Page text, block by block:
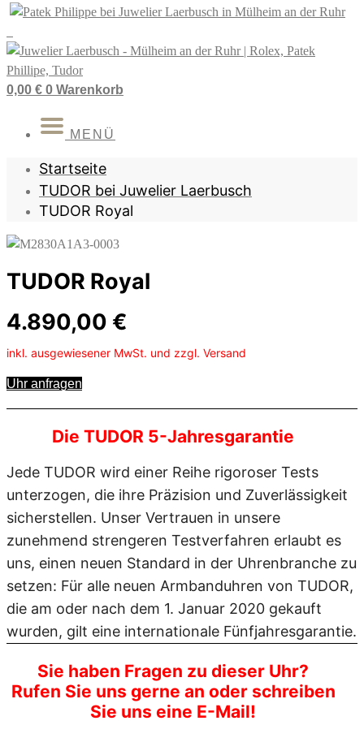
Zum
Inhalt
springen
0,00 € 0 Warenkorb
MENÜ
Startseite
TUDOR bei Juwelier Laerbusch
TUDOR Royal
TUDOR Royal
4.890,00 €
inkl. ausgewiesener MwSt. und zzgl. Versand
Uhr anfragen
Die TUDOR 5-Jahresgarantie
Jede TUDOR wird einer Reihe rigoroser Tests
unterzogen, die ihre Präzision und Zuverlässigkeit
sicherstellen. Unser Vertrauen in unsere
zunehmend strengeren Testverfahren erlaubt es
uns, einen neuen Standard in der Uhrenbranche zu
setzen: Für alle neuen Armbanduhren von TUDOR,
die am oder nach dem 1. Januar 2020 gekauft
wurden, gilt eine internationale Fünfjahresgarantie.
Sie haben Fragen zu dieser Uhr?
Rufen Sie uns gerne an oder schreiben
Sie uns eine E-Mail!